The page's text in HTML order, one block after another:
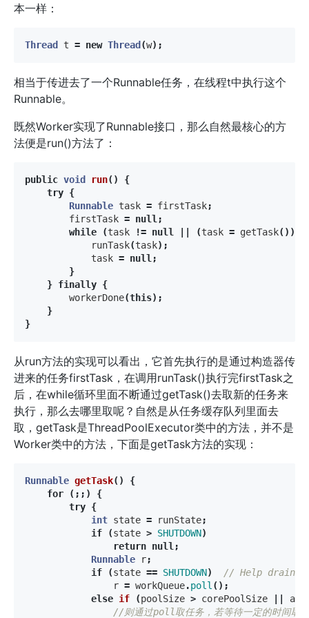
本一样：
Thread t = new Thread(w);
相当于传进去了一个Runnable任务，在线程t中执行这个
Runnable。
既然Worker实现了Runnable接口，那么自然最核心的方
法便是run()方法了：
public void run()
{
try {
Runnable task = firstTask;
firstTask = null ;
while
(task != null || (task = getTask())
runTask(task);
task = null ;
}
} finally {
workerDone(this);
}
}
从run方法的实现可以看出，它首先执行的是通过构造器传
进来的任务firstTask，在调用runTask()执行完firstTask之
后，在while循环里面不断通过getTask()去取新的任务来
执行，那么去哪里取呢？自然是从任务缓存队列里面去
取，getTask是ThreadPoolExecutor类中的方法，并不是
Worker类中的方法，下面是getTask方法的实现：
Runnable getTask()
{
for
(;;)
{
try {
int state = runState;
if
(state > SHUTDOWN)
return null ;
Runnable
r;
if
(state == SHUTDOWN)
// Help drain
r = workQueue.poll ();
else if (poolSize > corePoolSize ||
//则通过poll取任务，若等待一定的时间取